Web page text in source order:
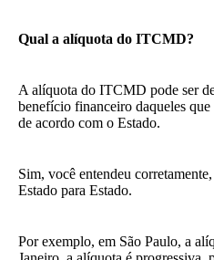
Qual a alíquota do ITCMD?
A alíquota do ITCMD pode ser
benefício financeiro daqueles que
de acordo com o Estado.
Sim, você entendeu
Estado para Estado.
Por exemplo, em São Paulo, a